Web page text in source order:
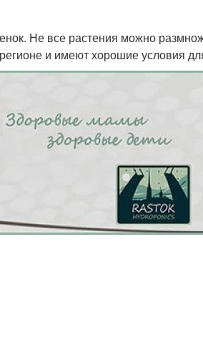
Не все растения можно
и имеют хорошие условия